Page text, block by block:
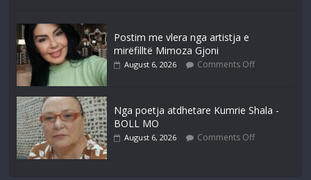
Postim me vlera nga artistja e
mirëfilltë Mimoza Gjoni
August 6, 2026 Comments Off
Nga poetja atdhetare Kumrie Shala -
BOLL MO
August 6, 2026 Comments Off